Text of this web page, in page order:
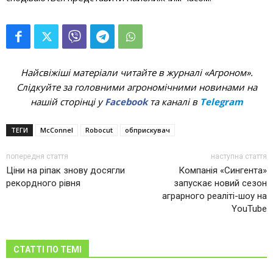
Найсвіжіші матеріали читайте в журналі «Агроном».
Слідкуйте за головними агрономічними новинами на
нашій сторінці уFacebookта каналі в Telegram
ТЕГИ McConnel Robocut обприскувач
попередня стаття
Ціни на ріпак знову досягли
рекордного рівня
наступна стаття
Компанія «Сингента»
запускає новий сезон
аграрного реаліті-шоу на
YouTube
СТАТТІ ПО ТЕМІ